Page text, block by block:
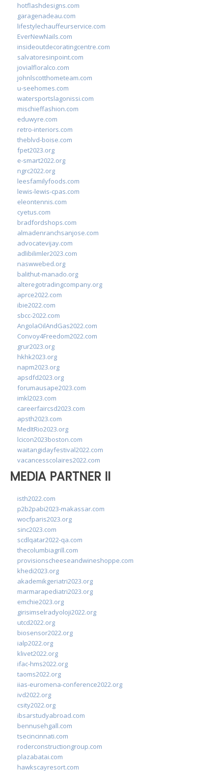
hotflashdesigns.com
garagenadeau.com
lifestylechauffeurservice.com
EverNewNails.com
insideoutdecoratingcentre.com
salvatoresinpoint.com
jovialfloralco.com
johnlscotthometeam.com
u-seehomes.com
watersportslagonissi.com
mischieffashion.com
eduwyre.com
retro-interiors.com
theblvd-boise.com
fpet2023.org
e-smart2022.org
ngrc2022.org
leesfamilyfoods.com
lewis-lewis-cpas.com
eleontennis.com
cyetus.com
bradfordshops.com
almadenranchsanjose.com
advocatevijay.com
adlibilimler2023.com
naswwebed.org
balithut-manado.org
alteregotradingcompany.org
aprce2022.com
ibie2022.com
sbcc-2022.com
AngolaOilAndGas2022.com
Convoy4Freedom2022.com
grur2023.org
hkhk2023.org
napm2023.org
apsdfd2023.org
forumausape2023.com
imkl2023.com
careerfaircsd2023.com
apsth2023.com
MedItRio2023.org
lcicon2023boston.com
waitangidayfestival2022.com
vacancesscolaires2022.com
MEDIA PARTNER II
isth2022.com
p2b2pabi2023-makassar.com
wocfparis2023.org
sinc2023.com
scdlqatar2022-qa.com
thecolumbiagrill.com
provisionscheeseandwineshoppe.com
khedi2023.org
akademikgeriatri2023.org
marmarapediatri2023.org
emchie2023.org
girisimselradyoloji2022.org
utcd2022.org
biosensor2022.org
ialp2022.org
klivet2022.org
ifac-hms2022.org
taoms2022.org
iias-euromena-conference2022.org
ivd2022.org
csity2022.org
ibsarstudyabroad.com
bennusehgall.com
tsecincinnati.com
roderconstructiongroup.com
plazabatai.com
hawkscayresort.com